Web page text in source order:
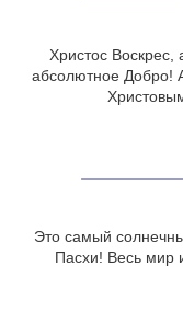
Христос Воскрес,
абсолютное Добро!
Это самый
Пасхи! Весь мир